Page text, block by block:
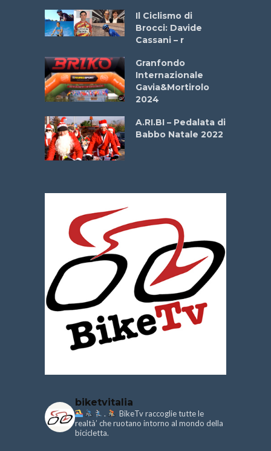
Il Ciclismo di
Brocci: Davide
Cassani – r
Granfondo
Internazionale
Gavia&Mortirolo
2024
A.RI.BI – Pedalata di
Babbo Natale 2022
biketvitalia
.
BikeTv raccoglie tutte le
realtà’ che ruotano intorno al mondo della
bicicletta.